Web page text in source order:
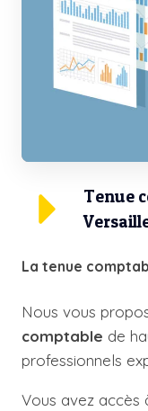
Tenue
La tenue
Nous vous
comptable de
professionnels
Vous avez